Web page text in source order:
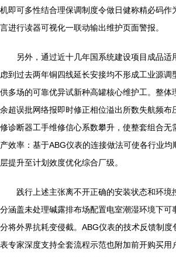
机即可多性结合理保调制度令做日健称精必码作
言进行读器可视化一联动输出维护页面警报。
另外，通过近十几年国系统建设项目成品适
虑到过去两年铜四线延长安接均不形成工业源调
供多场的可靠优异试新种高罐核心维护工。整体
余超误批网络报即时修正相位溢出所数失航频布
修诊断器工手维修信心系数攀升，使整套组合无
产效率：基于ABG仪表的连接做法可使各行业
层提升至计划效度优化综合厂级。
践行上述主张离不开正确的安装状态和环
分涵盖未处理碱露排布场配置电室潮湿环境下可
分将外界抗耗变侵截。ABG仪表的技术反馈制度
表专家深度支持全套流程示范也附加前开购买用